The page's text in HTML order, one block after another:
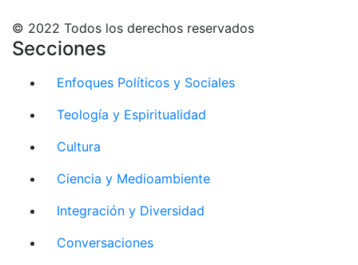
© 2022 Todos los derechos reservados
Secciones
Enfoques Políticos y Sociales
Teología y Espiritualidad
Cultura
Ciencia y Medioambiente
Integración y Diversidad
Conversaciones